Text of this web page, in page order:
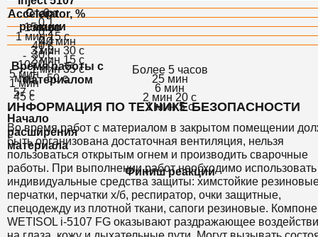
Accelerator, %
масс
Старт
реакции
Время работы с
материалом
Начало
расширения
материала
Финиш реакции
0
15 мин
40 мин
-
Более 5 часов
0,1
1 мин 15 с
3 мин 30 с
10
мин
25 мин
0,2
40 с
2 мин 15 с
5 мин
6 мин
0,4
30 с
1 мин 35 с
1 мин
45 с
2 мин 20 с
1,0
20 с
50 с
57 с
1 мин 5 с
ИНФОРМАЦИЯ ПО ТЕХНИКЕ БЕЗОПАСНОСТИ
Во время работ с материалом в закрытом помещении
быть организована достаточная вентиляция, нельзя
пользоваться открытым огнем и производить сварочные
работы. При выполнении работ необходимо использовать
индивидуальные средства защиты: химстойкие
перчатки, перчатки х/б, респиратор, очки защитные,
спецодежду из плотной ткани, сапоги резиновые.
WETISOL i-5107 FG оказывают раздражающее